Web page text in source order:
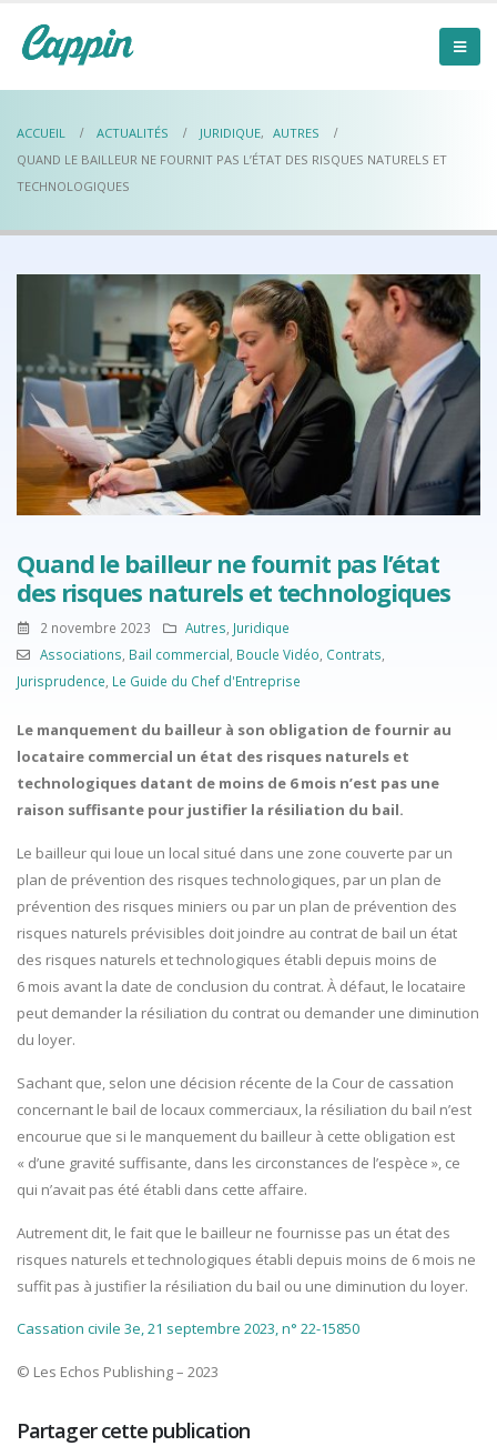
ACCUEIL ACTUALITÉS JURIDIQUE, AUTRES
QUAND LE BAILLEUR NE FOURNIT PAS L’ÉTAT DES RISQUES NATURELS ET
TECHNOLOGIQUES
Quand le bailleur ne fournit pas l’état
des risques naturels et technologiques
2 novembre 2023 Autres Juridique
Associations Bail commercial Boucle Vidéo Contrats
Jurisprudence Le Guide du Chef d'Entreprise
Le manquement du bailleur à son obligation de fournir au
locataire commercial un état des risques naturels et
technologiques datant de moins de 6 mois n’est pas une
raison suffisante pour justifier la résiliation du bail.
Le bailleur qui loue un local situé dans une zone couverte par un
plan de prévention des risques technologiques, par un plan de
prévention des risques miniers ou par un plan de prévention des
risques naturels prévisibles doit joindre au contrat de bail un état
des risques naturels et technologiques établi depuis moins de
6 mois avant la date de conclusion du contrat. À défaut, le locataire
peut demander la résiliation du contrat ou demander une diminution
du loyer.
Sachant que, selon une décision récente de la Cour de cassation
concernant le bail de locaux commerciaux, la résiliation du bail n’est
encourue que si le manquement du bailleur à cette obligation est
« d’une gravité suffisante, dans les circonstances de l’espèce », ce
qui n’avait pas été établi dans cette affaire.
Autrement dit, le fait que le bailleur ne fournisse pas un état des
risques naturels et technologiques établi depuis moins de 6 mois ne
suffit pas à justifier la résiliation du bail ou une diminution du loyer.
Cassation civile 3e, 21 septembre 2023, n° 22-15850
© Les Echos Publishing – 2023
Partager cette publication